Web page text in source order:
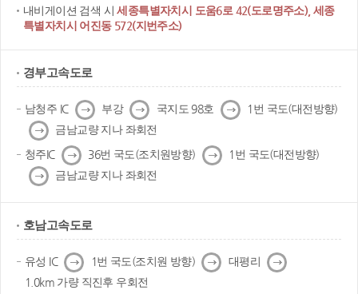
내비게이션 검색 시세종특별자치시 도움6로 42(도로명주소), 세종
특별자치시 어진동 572(지번주소)
경부고속도로
남청주 IC 다
음
부강 다
음
국지도 98호 다
음
1번 국도(대전방향)
다
음
금남교량 지나 좌회전
청주IC 다
음
36번 국도(조치원방향) 다
음
1번 국도(대전방향)
다
음
금남교량 지나 좌회전
호남고속도로
유성 IC 다
음
1번 국도(조치원 방향) 다
음
대평리 다
음
1.0km 가량 직진후 우회전